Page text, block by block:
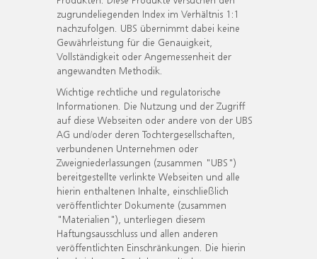
zugrundeliegenden Index im Verhältnis 1:1
nachzufolgen. UBS übernimmt dabei keine
Gewährleistung für die Genauigkeit,
Vollständigkeit oder Angemessenheit der
angewandten Methodik.
Wichtige rechtliche und regulatorische
Informationen. Die Nutzung und der Zugriff
auf diese Webseiten oder andere von der UBS
AG und/oder deren Tochtergesellschaften,
verbundenen Unternehmen oder
Zweigniederlassungen (zusammen "UBS")
bereitgestellte verlinkte Webseiten und alle
hierin enthaltenen Inhalte, einschließlich
veröffentlichter Dokumente (zusammen
"Materialien"), unterliegen diesem
Haftungsausschluss und allen anderen
veröffentlichten Einschränkungen. Die hierin